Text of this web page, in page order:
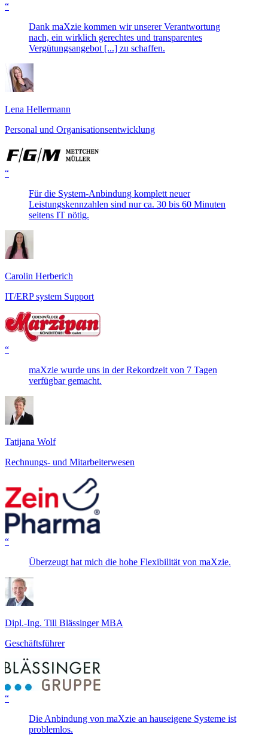
“
Dank maXzie kommen wir unserer Verantwortung
nach, ein wirklich gerechtes und transparentes
Vergütungsangebot [...] zu schaffen.
Lena Hellermann
Personal und Organisationsentwicklung
“
Für die System-Anbindung komplett neuer
Leistungskennzahlen sind nur ca. 30 bis 60 Minuten
seitens IT nötig.
Carolin Herberich
IT/ERP system Support
“
maXzie wurde uns in der Rekordzeit von 7 Tagen
verfügbar gemacht.
Tatijana Wolf
Rechnungs- und Mitarbeiterwesen
“
Überzeugt hat mich die hohe Flexibilität von maXzie.
Dipl.-Ing. Till Blässinger MBA
Geschäftsführer
“
Die Anbindung von maXzie an hauseigene Systeme ist
problemlos.